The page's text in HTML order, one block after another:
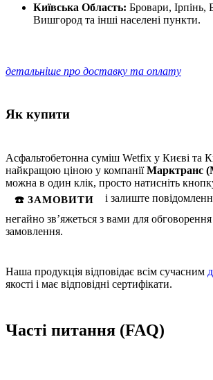
Київська Область: Бровари, Ірпінь,
Вишгород та інші населені пункти.
детальніше про доставку та оплату
Як купити
Асфальтобетонна суміш Wetfix у Києві та
найкращою ціною у компаніїМарктранс
можна в один клік, просто натисніть
☎️ ЗАМОВИТИ
і залиште
негайно зв’яжеться з вами для
замовлення.
Наша продукція відповідає всім сучасним
якості і має відповідні сертифікати.
Часті питання (FAQ)